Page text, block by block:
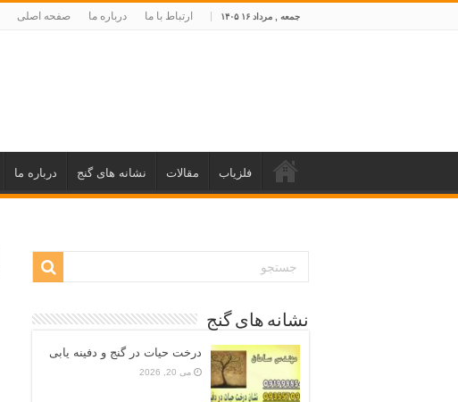
جمعه , مرداد ۱۶ ۱۴۰۵ ارتباط با ما درباره ما صفحه اصلی
فلزیاب مقالات نشانه های گنج درباره ما
نشانه های گنج
درخت حیات در گنج و دفینه یابی
می 20, 2026